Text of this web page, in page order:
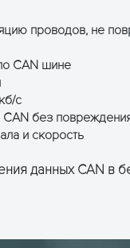
проводов, не
CAN шине
с
без
и скорость
данных CAN в